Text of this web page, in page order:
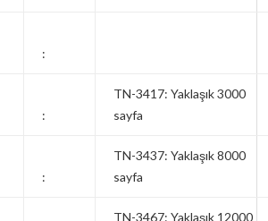
:
:
TN-3417: Yaklaşık 3000
sayfa
:
TN-3437: Yaklaşık 8000
sayfa
TN-3467: Yaklaşık 12000